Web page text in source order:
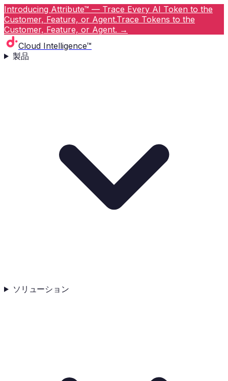
Introducing Attribute™ — Trace Every AI Token to the
Customer, Feature, or Agent.Trace Tokens to the
Customer, Feature, or Agent. →
Cloud Intelligence™
製品
ソリューション